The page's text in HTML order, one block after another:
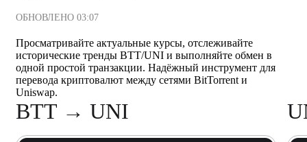
ОБНОВЛЕНО 03:07
Просматривайте актуальные курсы, отслеживайте
исторические тренды BTT/UNI и выполняйте обмен в
одной простой транзакции. Надёжный инструмент для
перевода криптовалют между сетями BitTorrent и
Uniswap.
BTT → UNI